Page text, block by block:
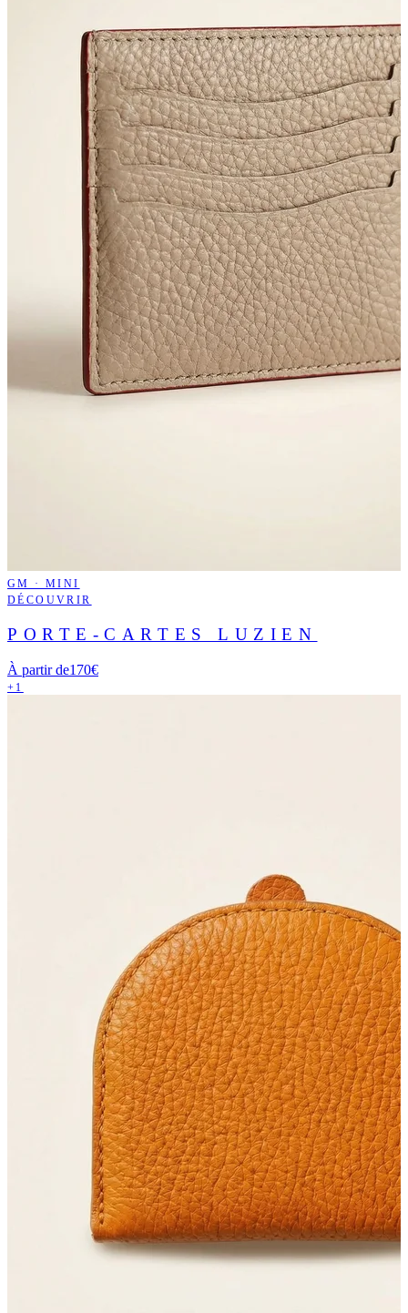
GM · MINI
DÉCOUVRIR
PORTE-CARTES LUZIEN
À partir de170€
+1